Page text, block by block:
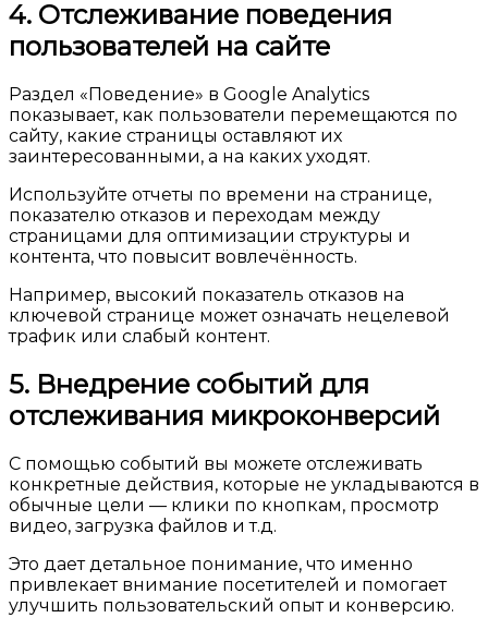
4. Отслеживание поведения
пользователей на сайте
Раздел «Поведение» в Google Analytics
показывает, как пользователи перемещаются по
сайту, какие страницы оставляют их
заинтересованными, а на каких уходят.
Используйте отчеты по времени на странице,
показателю отказов и переходам между
страницами для оптимизации структуры и
контента, что повысит вовлечённость.
Например, высокий показатель отказов на
ключевой странице может означать нецелевой
трафик или слабый контент.
5. Внедрение событий для
отслеживания микроконверсий
С помощью событий вы можете отслеживать
конкретные действия, которые не укладываются в
обычные цели — клики по кнопкам, просмотр
видео, загрузка файлов и т.д.
Это дает детальное понимание, что именно
привлекает внимание посетителей и помогает
улучшить пользовательский опыт и конверсию.